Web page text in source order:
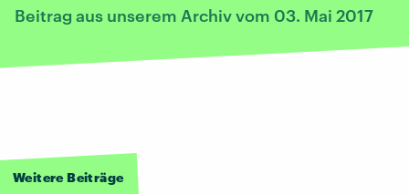
Beitrag aus unserem Archiv vom 03. Mai 2017
Weitere Beiträge